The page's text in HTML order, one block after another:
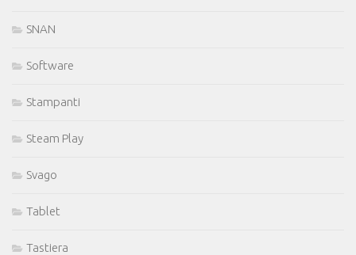
SNAN
Software
Stampanti
Steam Play
Svago
Tablet
Tastiera